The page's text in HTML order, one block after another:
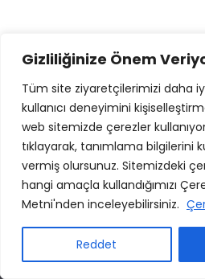
Gizliliğinize Önem
Tüm site ziyaretçilerimizi daha
kullanıcı deneyimini
web sitemizde çerezler
tıklayarak, tanımlama bilgilerini
vermiş olursunuz. Sitemizdeki
hangi amaçla kullandığımızı
Metni'nden inceleyebilirsiniz.
Reddet
Web sitemizde size en iyi deneyimi
kullanıyoruz. Bu siteyi kullanmaya
ettiğinizi